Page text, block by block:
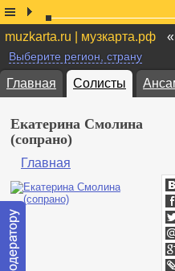
muzkarta.ru | музкарта.рф
Выберите регион, страну
Главная Солисты
Екатерина Смолина
(сопрано)
Главная